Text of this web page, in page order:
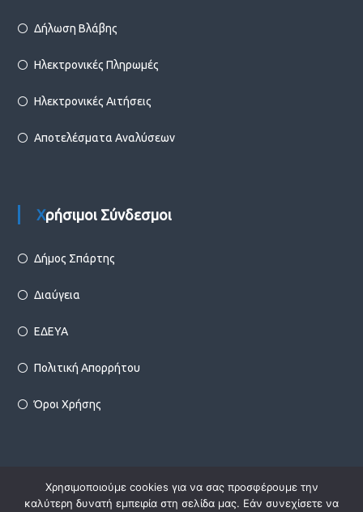
Δήλωση Βλάβης
Ηλεκτρονικές Πληρωμές
Ηλεκτρονικές Αιτήσεις
Αποτελέσματα Αναλύσεων
Χρήσιμοι Σύνδεσμοι
Δήμος Σπάρτης
Διαύγεια
ΕΔΕΥΑ
Πολιτική Απορρήτου
Όροι Χρήσης
Copyright © 2026 Δ.Ε.Υ.Α. Σπάρτης Designed by Infotechnica
Χρησιμοποιούμε cookies για να σας προσφέρουμε την
καλύτερη δυνατή εμπειρία στη σελίδα μας. Εάν συνεχίσετε να